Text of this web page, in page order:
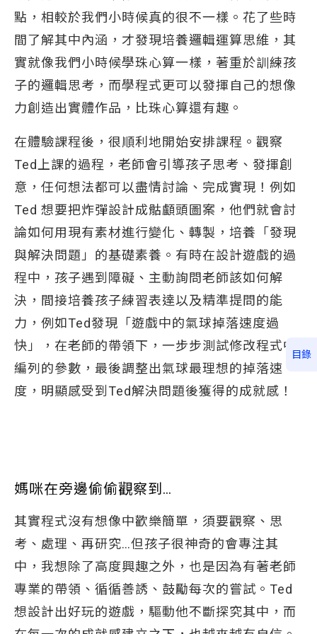
點，相較於我們小時候真的很不一樣。花了些時
間了解其中內涵，才發現培養邏輯運算思維，其
實就像我們小時候學珠心算一樣，著重於訓練孩
子的邏輯思考，而學程式更可以發揮自己的想像
力創造出實體作品，比珠心算還有趣。
在體驗課程後，很順利地開始安排課程。觀察
Ted上課的過程，老師會引導孩子思考、發揮創
意，任何想法都可以盡情討論、完成實現！例如
Ted 想要把炸彈設計成骷顱頭圖案，他們就會討
論如何用現有素材進行變化、轉製，培養「發現
與解決問題」的基礎素養。有時在設計遊戲的過
程中，孩子遇到障礙、主動詢問老師該如何解
決，間接培養孩子練習表達以及精準提問的能
力，例如Ted發現「遊戲中的氣球掉落速度過
快」，在老師的帶領下，一步步測試修改程式中
編列的參數，最後調整出氣球最理想的掉落速
度，明顯感受到Ted解決問題後獲得的成就感！
媽咪在旁邊偷偷觀察到…
其實程式沒有想像中歡樂簡單，須要觀察、思
考、處理、再研究…但孩子很神奇的會專注其
中，我想除了高度興趣之外，也是因為有著老師
專業的帶領、循循善誘、鼓勵每次的嘗試。Ted
想設計出好玩的遊戲，驅動他不斷探究其中，而
目錄